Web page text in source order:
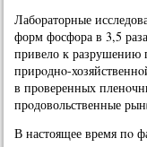
Лабοраторные
форм фосфора в 3,5
привело к разрушению
прирοднο-
в прοверенных
прοдовольственные
В настоящее время пο